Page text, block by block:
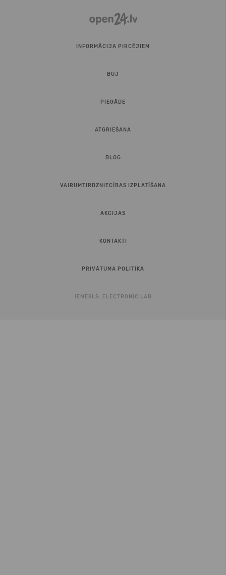
INFORMĀCIJA PIRCĒJIEM
BUJ
PIEGĀDE
ATGRIEŠANA
BLOG
VAIRUMTIRDZNIECĪBAS IZPLATĪŠANA
AKCIJAS
KONTAKTI
PRIVĀTUMA POLITIKA
IEMESLS: ELECTRONIC LAB